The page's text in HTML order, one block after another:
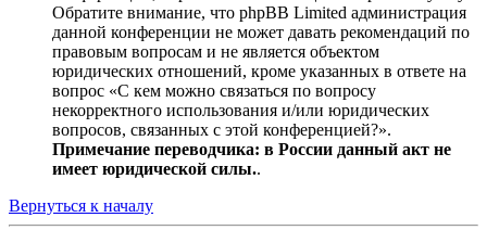
Обратите внимание, что phpBB Limited администрация
данной конференции не может давать рекомендаций по
правовым вопросам и не является объектом
юридических отношений, кроме указанных в ответе на
вопрос «С кем можно связаться по вопросу
некорректного использования и/или юридических
вопросов, связанных с этой конференцией?».
Примечание переводчика: в России данный акт не
имеет юридической силы..
Вернуться к началу